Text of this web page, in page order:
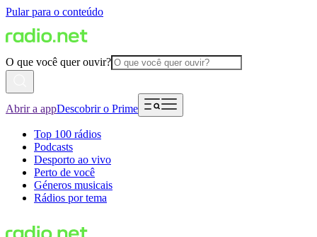
Pular para o conteúdo
O que você quer ouvir?
Abrir a appDescobrir o Prime
Top 100 rádios
Podcasts
Desporto ao vivo
Perto de você
Géneros musicais
Rádios por tema